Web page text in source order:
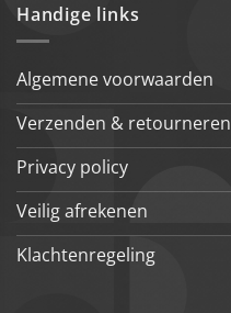
Handige links
Algemene voorwaarden
Verzenden & retourneren
Privacy policy
Veilig afrekenen
Klachtenregeling